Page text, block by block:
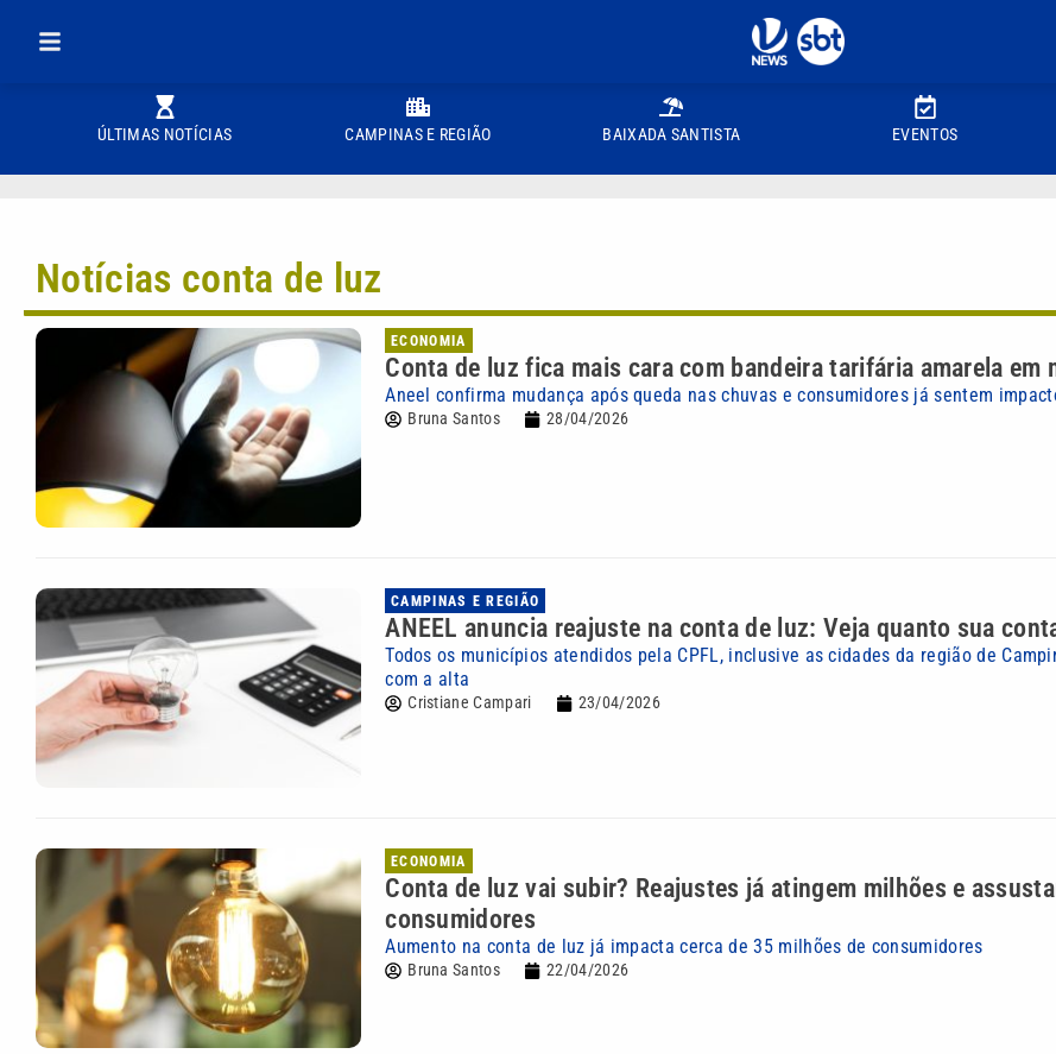
ÚLTIMAS NOTÍCIAS CAMPINAS E REGIÃO BAIXADA SANTISTA EVENTOS
Notícias conta de luz
ECONOMIA
Conta de luz fica mais cara com bandeira tarifária amarela em
Aneel confirma mudança após queda nas chuvas e consumidores já sentem
Bruna Santos 28/04/2026
CAMPINAS E REGIÃO
ANEEL anuncia reajuste na conta de luz: Veja quanto sua
Todos os municípios atendidos pela CPFL, inclusive as cidades da região de
com a alta
Cristiane Campari 23/04/2026
ECONOMIA
Conta de luz vai subir? Reajustes já atingem milhões e
consumidores
Aumento na conta de luz já impacta cerca de 35 milhões de consumidores
Bruna Santos 22/04/2026